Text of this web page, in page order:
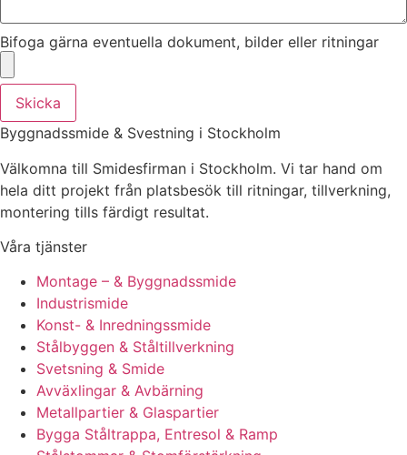
Bifoga gärna eventuella dokument, bilder eller ritningar
Skicka
Byggnadssmide & Svestning i Stockholm
Välkomna till Smidesfirman i Stockholm. Vi tar hand om
hela ditt projekt från platsbesök till ritningar, tillverkning,
montering tills färdigt resultat.
Våra tjänster
Montage – & Byggnadssmide
Industrismide
Konst- & Inredningssmide
Stålbyggen & Ståltillverkning
Svetsning & Smide
Avväxlingar & Avbärning
Metallpartier & Glaspartier
Bygga Ståltrappa, Entresol & Ramp